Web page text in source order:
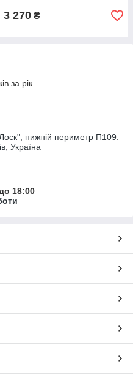
3 270 ₴
за рік
нижній периметр П109.
Україна
18:00